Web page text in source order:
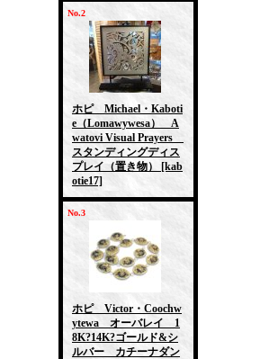
No.2
ホピ Michael・Kaboti
e（Lomawywesa） A
watovi Visual Prayers
スタンディングディス
プレイ（置き物）
[kab
otie17]
No.3
ホピ Victor・Coochw
ytewa オーバレイ 1
8K?14K?ゴールド&シ
ルバー カチーナダン